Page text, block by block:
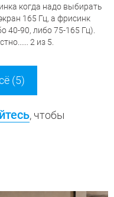
когда надо выбирать
165 Гц, а фрисинк
40-90, либо 75-165 Гц).
2 из 5.
(5)
, чтобы